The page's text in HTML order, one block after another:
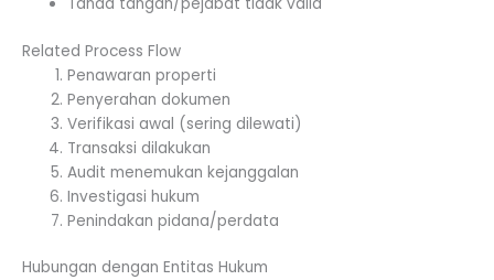
Tanda tangan/pejabat tidak valid
Related Process Flow
Penawaran properti
Penyerahan dokumen
Verifikasi awal (sering dilewati)
Transaksi dilakukan
Audit menemukan kejanggalan
Investigasi hukum
Penindakan pidana/perdata
Hubungan dengan Entitas Hukum